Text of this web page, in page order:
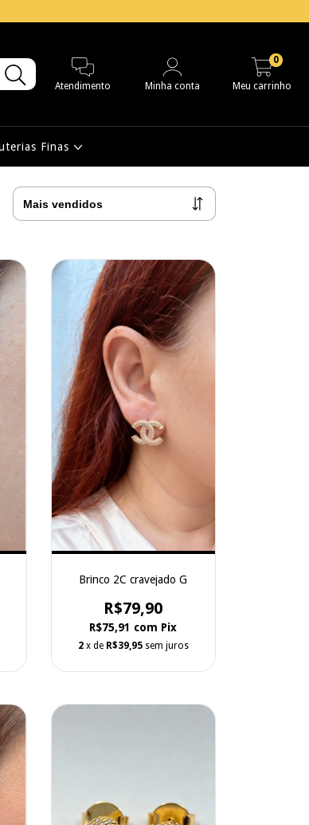
Atendimento Minha conta Meu carrinho
0
Finas
Brinco 2C cravejado G
R$79,90
R$75,91 com Pix
2 x de R$39,95 sem juros